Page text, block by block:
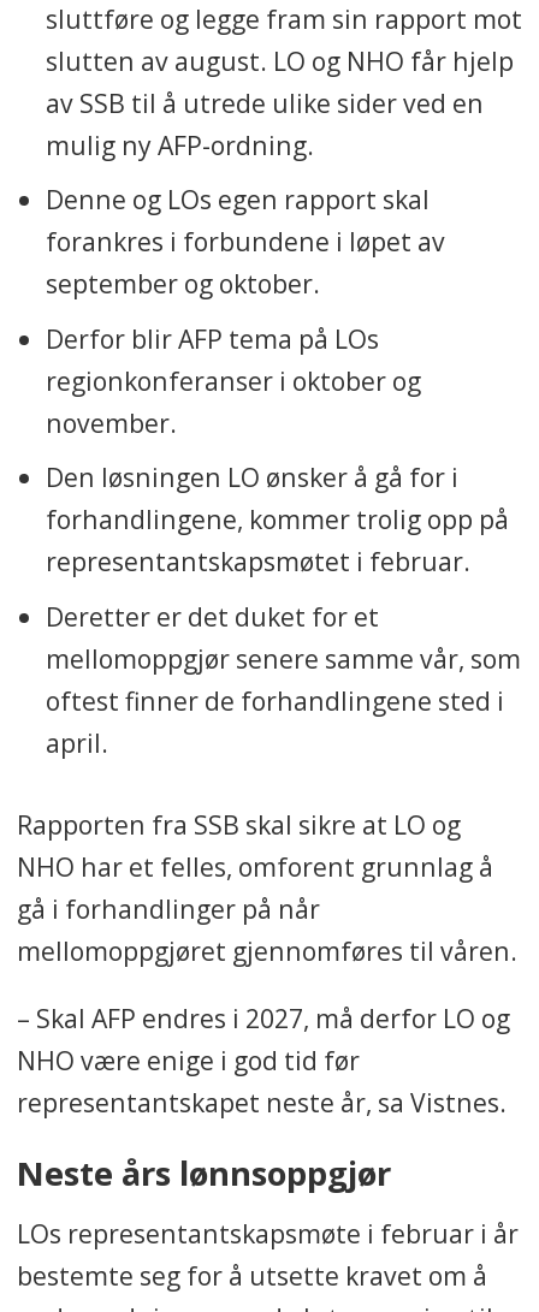
sluttføre og legge fram sin rapport mot
slutten av august. LO og NHO får hjelp
av SSB til å utrede ulike sider ved en
mulig ny AFP-ordning.
Denne og LOs egen rapport skal
forankres i forbundene i løpet av
september og oktober.
Derfor blir AFP tema på LOs
regionkonferanser i oktober og
november.
Den løsningen LO ønsker å gå for i
forhandlingene, kommer trolig opp på
representantskapsmøtet i februar.
Deretter er det duket for et
mellomoppgjør senere samme vår, som
oftest finner de forhandlingene sted i
april.
Rapporten fra SSB skal sikre at LO og
NHO har et felles, omforent grunnlag å
gå i forhandlinger på når
mellomoppgjøret gjennomføres til våren.
– Skal AFP endres i 2027, må derfor LO og
NHO være enige i god tid før
representantskapet neste år, sa Vistnes.
Neste års lønnsoppgjør
LOs representantskapsmøte i februar i år
bestemte seg for å utsette kravet om å